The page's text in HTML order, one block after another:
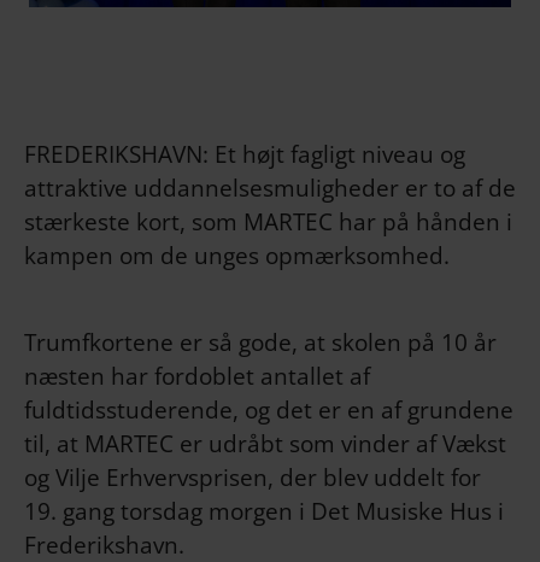
FREDERIKSHAVN: Et højt fagligt niveau og
attraktive uddannelsesmuligheder er to af de
stærkeste kort, som MARTEC har på hånden i
kampen om de unges opmærksomhed.
Trumfkortene er så gode, at skolen på 10 år
næsten har fordoblet antallet af
fuldtidsstuderende, og det er en af grundene
til, at MARTEC er udråbt som vinder af Vækst
og Vilje Erhvervsprisen, der blev uddelt for
19. gang torsdag morgen i Det Musiske Hus i
Frederikshavn.